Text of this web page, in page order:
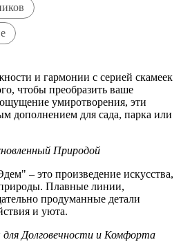
и гармонии с серией скамеек
чтобы преобразить ваше
умиротворения, эти
дополнением для сада, парка или
Природой
– это произведение искусства,
Плавные линии,
продуманные детали
и уюта.
Долговечности и Комфорта